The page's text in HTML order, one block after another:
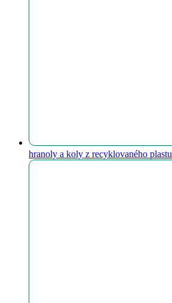
hranoly a koly z recyklovaného plastu